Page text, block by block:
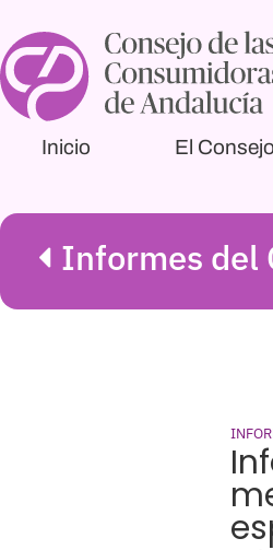
Inicio El Consejo
Informes del